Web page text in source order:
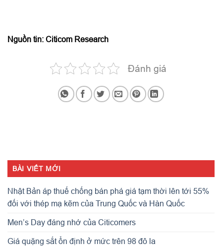
Nguồn tin: Citicom Research
Đánh giá
BÀI VIẾT MỚI
Nhật Bản áp thuế chống bán phá giá tạm thời lên tới 55%
đối với thép mạ kẽm của Trung Quốc và Hàn Quốc
Men’s Day đáng nhớ của Citicomers
Giá quặng sắt ổn định ở mức trên 98 đô la